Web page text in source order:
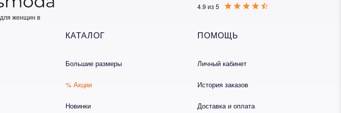
для женщин в
4.9 из 5
КАТАЛОГ
Большие размеры
% Акции
Новинки
ПОМОЩЬ
Личный кабинет
История заказов
Доставка и оплата